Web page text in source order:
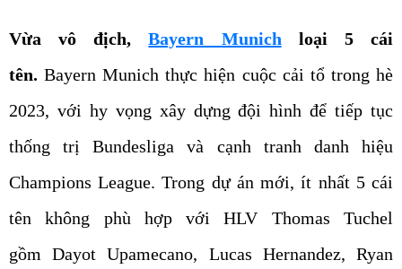
Vừa vô địch,Bayern Munichloại 5 cái
tên. Bayern Munich thực hiện cuộc cải tổ trong hè
2023, với hy vọng xây dựng đội hình để tiếp tục
thống trị Bundesliga và cạnh tranh danh hiệu
Champions League. Trong dự án mới, ít nhất 5 cái
tên không phù hợp với HLV Thomas Tuchel
gồm Dayot Upamecano, Lucas Hernandez, Ryan